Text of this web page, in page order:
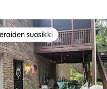
suosikki
suosikki